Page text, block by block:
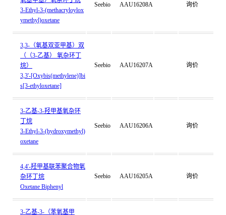
3-Ethyl-3-(methacryloylox
ymethyl)oxetane
Seebio AAU16208A 询价
3,3-（氧基双亚甲基）双
（（3-乙基） 氧杂环丁
烷）
3,3'-[Oxybis(methylene)]bi
s[3-ethyloxetane]
Seebio AAU16207A 询价
3-乙基-3-羟甲基氧杂环
丁烷
3-Ethyl-3-(hydroxymethyl)
oxetane
Seebio AAU16206A 询价
4,4'-羟甲基联苯聚合物氧
杂环丁烷
Oxetane Biphenyl
Seebio AAU16205A 询价
3-乙基-3-（苯氧基甲